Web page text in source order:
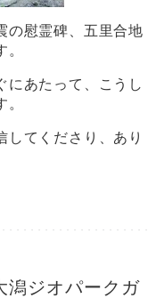
の慰霊碑、五里合地
にあたって、こうし
してくださり、あり
潟ジオパークガ